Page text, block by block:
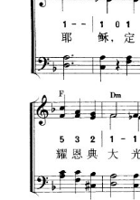
赞
美
拜
学
研
究
登录